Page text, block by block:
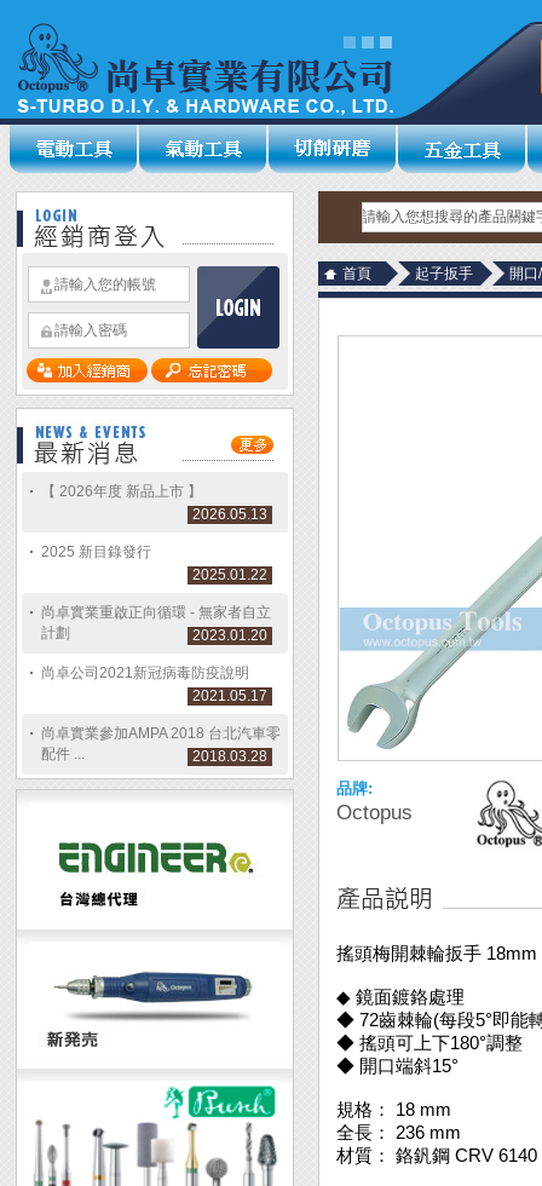
【 2026年度 新品上市 】
2026.05.13
2025 新目錄發行
2025.01.22
尚卓實業重啟正向循環 - 無家者自立
計劃
2023.01.20
尚卓公司2021新冠病毒防疫說明
2021.05.17
尚卓實業參加AMPA 2018 台北汽車零
配件 ...
2018.03.28
首頁 起子扳手 開
品牌:
Octopus
搖頭梅開棘輪扳手 18mm
◆ 鏡面鍍鉻處理
◆ 72齒棘輪(每段5°即能
◆ 搖頭可上下180°調整
◆ 開口端斜15°
規格： 18 mm
全長： 236 mm
材質： 鉻釩鋼 CRV 6140